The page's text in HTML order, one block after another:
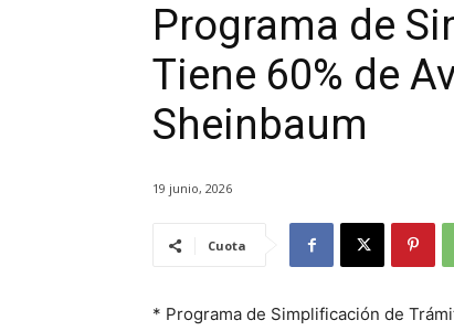
Programa de
Tiene 60% de
Sheinbaum
19 junio, 2026
Cuota
* Programa de Simplificación de